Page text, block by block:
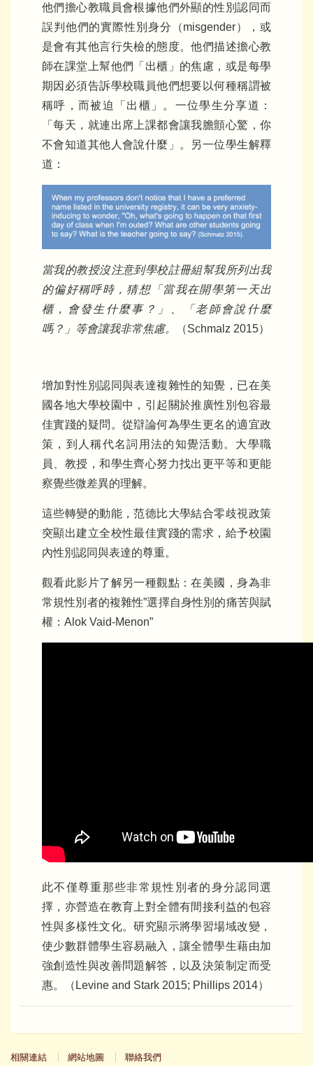
他們擔心教職員會根據他們外顯的性別認同而
誤判他們的實際性別身分（misgender），或
是會有其他言行失檢的態度。他們描述擔心教
師在課堂上幫他們「出櫃」的焦慮，或是每學
期因必須告訴學校職員他們想要以何種稱謂被
稱呼，而被迫「出櫃」。一位學生分享道：
「每天，就連出席上課都會讓我膽顫心驚，你
不會知道其他人會說什麼」。另一位學生解釋
道：
當我的教授沒注意到學校註冊組幫我所列出我
的偏好稱呼時，猜想「當我在開學第一天出
櫃，會發生什麼事？」、「老師會說什麼
嗎？」等會讓我非常焦慮。
（Schmalz 2015）
增加對性別認同與表達複雜性的知覺，已在美
國各地大學校園中，引起關於推廣性別包容最
佳實踐的疑問。從辯論何為學生更名的適宜政
策，到人稱代名詞用法的知覺活動。大學職
員、教授，和學生齊心努力找出更平等和更能
察覺些微差異的理解。
這些轉變的動能，范德比大學結合零歧視政策
突顯出建立全校性最佳實踐的需求，給予校園
內性別認同與表達的尊重。
觀看此影片了解另一種觀點：在美國，身為非
常規性別者的複雜性”選擇自身性別的痛苦與賦
權：Alok Vaid-Menon”
此不僅尊重那些非常規性別者的身分認同選
擇，亦營造在教育上對全體有間接利益的包容
性與多樣性文化。研究顯示將學習場域改變，
使少數群體學生容易融入，讓全體學生藉由加
強創造性與改善問題解答，以及決策制定而受
惠。（Levine and Stark 2015; Phillips 2014）
相關連結 網站地圖 聯絡我們